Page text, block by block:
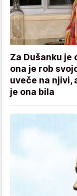
Za Dušanku je
ona je rob
uveče na njivi,
je ona bila